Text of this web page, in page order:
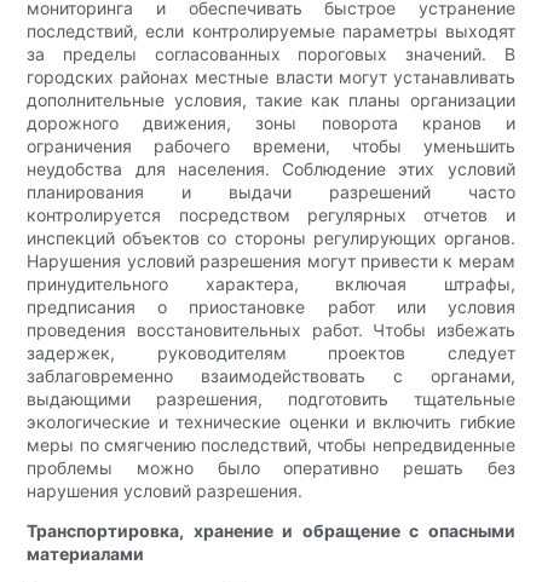
мониторинга и обеспечивать быстрое устранение
последствий, если контролируемые параметры выходят
за пределы согласованных пороговых значений. В
городских районах местные власти могут устанавливать
дополнительные условия, такие как планы организации
дорожного движения, зоны поворота кранов и
ограничения рабочего времени, чтобы уменьшить
неудобства для населения. Соблюдение этих условий
планирования и выдачи разрешений часто
контролируется посредством регулярных отчетов и
инспекций объектов со стороны регулирующих органов.
Нарушения условий разрешения могут привести к мерам
принудительного характера, включая штрафы,
предписания о приостановке работ или условия
проведения восстановительных работ. Чтобы избежать
задержек, руководителям проектов следует
заблаговременно взаимодействовать с органами,
выдающими разрешения, подготовить тщательные
экологические и технические оценки и включить гибкие
меры по смягчению последствий, чтобы непредвиденные
проблемы можно было оперативно решать без
нарушения условий разрешения.
Транспортировка, хранение и обращение с опасными
материалами